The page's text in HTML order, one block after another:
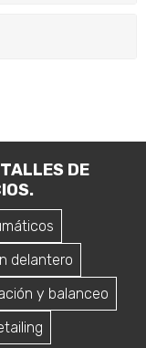
DE
delantero
y balanceo